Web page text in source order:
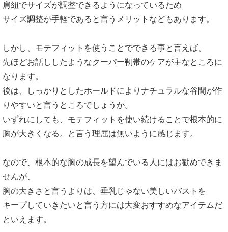
肩紐でサイズが調整できるようになっているため
サイズ調整が手軽であると言うメリットなどもあります。
しかし、モテフィットを使うことでできる事と言えば、
先ほどお話ししたようなクーパー靭帯のケアが主なところに
なります。
後は、しっかりとしたホールドによりナチュラルな谷間が作
りやすいと言うところでしょうか。
いずれにしても、モテフィットを使い続けることで根本的に
胸が大きくなる。と言う理屈は無いように感じます。
なので、根本的な胸の成長を望んでいる人にはお勧めできま
せんが、
胸の大きさと言うよりは、垂乳じゃない美しいバストを
キープしていきたいと言う方には大変おすすめなアイテムだ
といえます。